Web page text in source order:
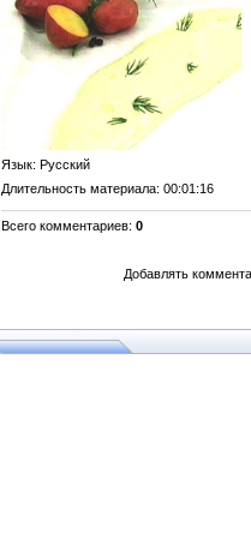
Язык: Русский
Длительность материала: 00:01:16
Всего комментариев: 0
Добавлять